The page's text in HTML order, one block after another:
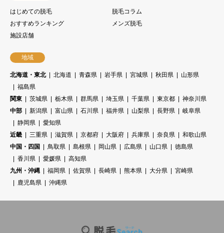
はじめての脱毛
脱毛コラム
おすすめランキング
メンズ脱毛
施設店舗
地域
北海道・東北 北海道 青森県 岩手県 宮城県 秋田県
山形県
福島県
関東
茨城県 栃木県 群馬県 埼玉県 千葉県 東京都
神奈川県
中部
新潟県 富山県 石川県 福井県 山梨県 長野県
岐阜県
静岡県
愛知県
近畿
三重県 滋賀県 京都府 大阪府 兵庫県 奈良県
和歌山県
中国・四国
鳥取県 島根県 岡山県 広島県 山口県
徳島県
香川県
愛媛県
高知県
九州・沖縄
福岡県 佐賀県 長崎県 熊本県 大分県
宮崎県
鹿児島県
沖縄県